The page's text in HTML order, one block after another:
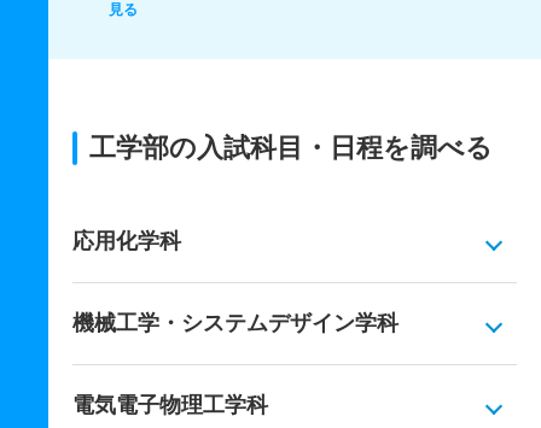
見る
工学部の入試科目・日程を調べる
応用化学科
機械工学・システムデザイン学科
電気電子物理工学科